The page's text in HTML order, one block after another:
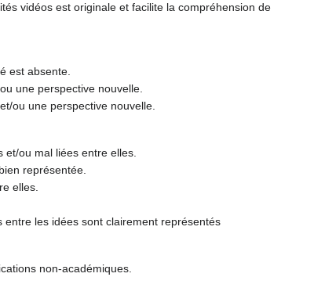
vidéos est originale et facilite la compréhension de
est absente.
une perspective nouvelle.
ou une perspective nouvelle.
et/ou mal liées entre elles.
représentée.
elles.
les idées sont clairement représentés
non-académiques.